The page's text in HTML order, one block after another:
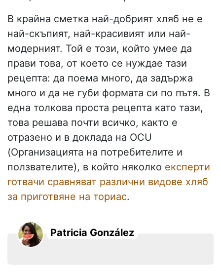
В крайна сметка най-добрият хляб не е
най-скъпият, най-красивият или най-
модерният. Той е този, който умее да
прави това, от което се нуждае тази
рецепта: да поема много, да задържа
много и да не губи формата си по пътя. В
една толкова проста рецепта като тази,
това решава почти всичко, както е
отразено и в доклада на OCU
(Организацията на потребителите и
ползвателите), в който няколко експерти
готвачи сравняват различни видове хляб
за приготвяне на ториас.
Patricia González